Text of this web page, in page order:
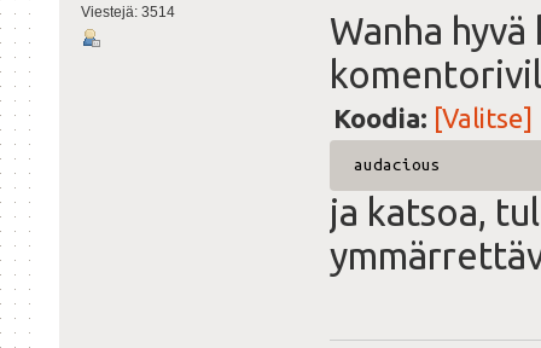
Viestejä: 3514
Wanha
Koodia: [Valitse]
audacious
ja katsoa,